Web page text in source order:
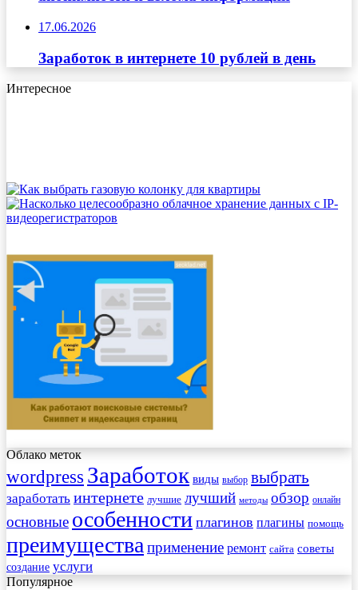
17.06.2026
Заработок в интернете 10 рублей в день
Интересное
Облако меток
wordpress Заработок виды выбор выбрать
заработать интернете лучшие лучший методы обзор онлайн
основные особенности плагинов плагины помощь
преимущества применение ремонт сайта советы
создание услуги
Популярное